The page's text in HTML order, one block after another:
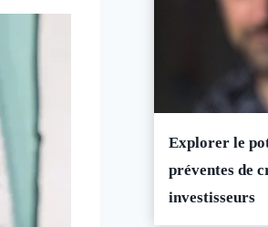
Explorer le
préventes de
investisseurs